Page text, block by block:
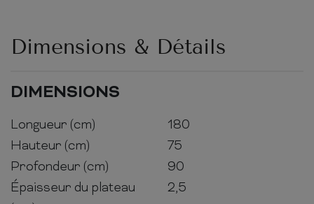
Dimensions & Détails
DIMENSIONS
Longueur (cm)
180
Hauteur (cm)
75
Profondeur (cm)
90
Épaisseur du plateau
2,5